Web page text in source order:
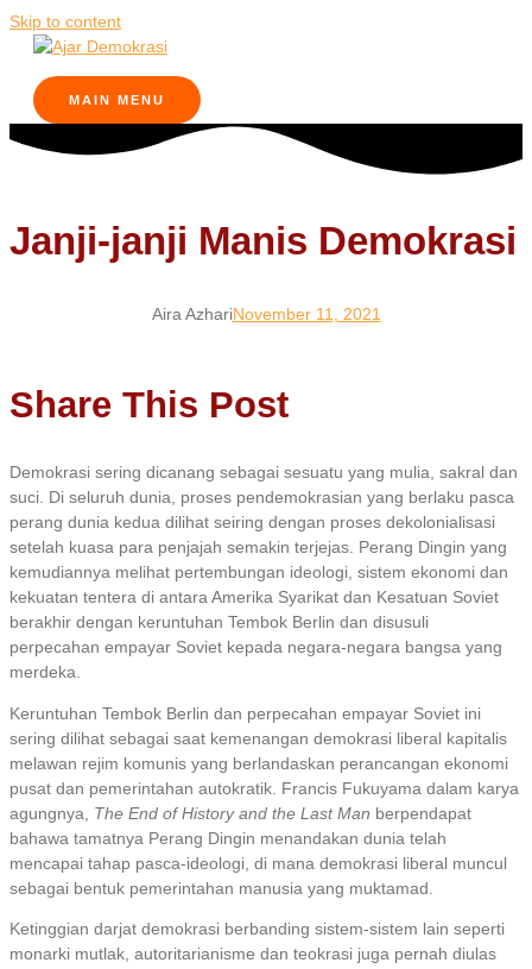
Skip to content
MAIN MENU
Janji-janji Manis Demokrasi
Aira AzhariNovember 11, 2021
Share This Post
Demokrasi sering dicanang sebagai sesuatu yang mulia, sakral dan
suci. Di seluruh dunia, proses pendemokrasian yang berlaku pasca
perang dunia kedua dilihat seiring dengan proses dekolonialisasi
setelah kuasa para penjajah semakin terjejas. Perang Dingin yang
kemudiannya melihat pertembungan ideologi, sistem ekonomi dan
kekuatan tentera di antara Amerika Syarikat dan Kesatuan Soviet
berakhir dengan keruntuhan Tembok Berlin dan disusuli
perpecahan empayar Soviet kepada negara-negara bangsa yang
merdeka.
Keruntuhan Tembok Berlin dan perpecahan empayar Soviet ini
sering dilihat sebagai saat kemenangan demokrasi liberal kapitalis
melawan rejim komunis yang berlandaskan perancangan ekonomi
pusat dan pemerintahan autokratik. Francis Fukuyama dalam karya
agungnya, The End of History and the Last Man berpendapat
bahawa tamatnya Perang Dingin menandakan dunia telah
mencapai tahap pasca-ideologi, di mana demokrasi liberal muncul
sebagai bentuk pemerintahan manusia yang muktamad.
Ketinggian darjat demokrasi berbanding sistem-sistem lain seperti
monarki mutlak, autoritarianisme dan teokrasi juga pernah diulas